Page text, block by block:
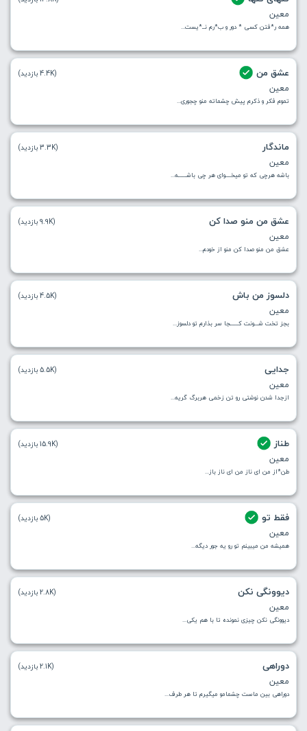
معین
همه ر*فتن کسی * دور و ب*رم نــ*یست...
عشق من
معین
تموم فکر و ذکرم پیش چشماته منو چجوری...
(4.4K بازدید)
ماندگار
معین
باشه هرچی که تو میخــــوای هر چی باشــــــه...
(3.3K بازدید)
عشق من منو صدا کن
معین
عشق من منو صدا کن منو از خودم...
(9.9K بازدید)
دلسوز من باش
معین
بجز تخت شـــونت کــــــجا سر بذارم تو دلسوز...
(4.5K بازدید)
جدایی
معین
ازجدا شدن نوشتی رو تن زخمی هربرگ گریه...
(5.5K بازدید)
طناز
معین
طن*از من ای ناز من ای ناز باز...
(15.9K بازدید)
فقط تو
معین
همیشه من میبینم تو رو یه جور دیگه...
(5K بازدید)
دیوونگی نکن
معین
دیوونگی نکن چیزی نمونده تا با هم یکی...
(2.8K بازدید)
دوراهی
معین
دوراهی بین ماست چشمامو میگیرم تا هر طرف...
(2.1K بازدید)